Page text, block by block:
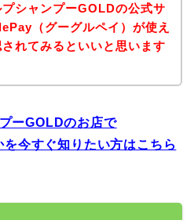
シャンプーGOLDの公式サ
（グーグルペイ）が使え
れてみるといいと思います
ーGOLDのお店で
今すぐ知りたい方はこちら